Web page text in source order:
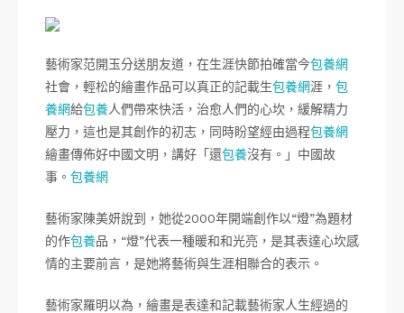
藝術家范開玉分送朋友道，在生涯快節拍確當今包養網
社會，輕松的繪畫作品可以真正的記載生包養網涯， 包
養網給包養人們帶來快活，治愈人們的心坎，緩解精力
壓力，這也是其創作的初志，同時盼望經由過程包養網
繪畫傳佈好中國文明，講好「還包養沒有。」中國故
事。 包養網
藝術家陳美妍說到，她從2000年開端創作以“燈”為題材
的作包養品，“燈”代表一種暖和和光亮，是其表達心坎感
情的主要前言，是她將藝術與生涯相聯合的表示。
藝術家羅明以為，繪畫是表達和記載藝術家人生經過的